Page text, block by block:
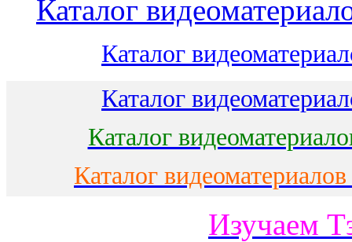
Каталог
Каталог
Каталог
Каталог
Каталог
Изучаем